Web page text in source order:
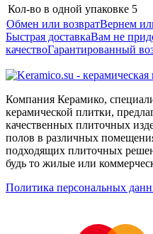
Кол-во в одной упаковке 5
Обмен или возвратВернем
Быстрая доставкаВам не
качествоГарантированный
Компания Керамико,
керамической плитки,
качественных плиточных
полов в различных
подходящих плиточных
будь то жилые или
Политика персональных